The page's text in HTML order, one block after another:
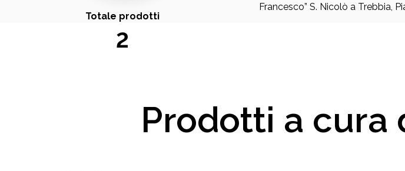
Totale prodotti
2
Francesco” S. Nicolò a Trebbia,
Prodotti a cura